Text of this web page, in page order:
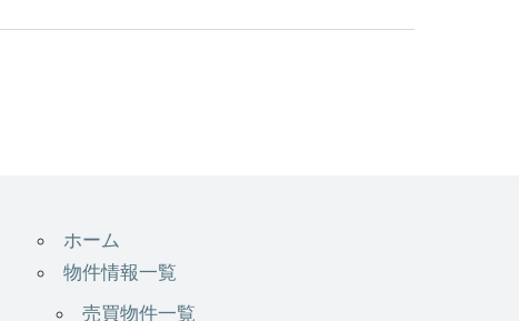
ホーム
物件情報一覧
売買物件一覧